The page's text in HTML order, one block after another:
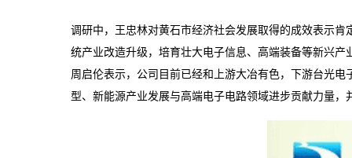
调研中，王忠林对黄石市经济社会发展取得的成效表示
统产业改造升级，培育壮大电子信息、高端装备等新兴产
周启伦表示，公司目前已经和上游大冶有色，下游台光
型、新能源产业发展与高端电子电路领域进步贡献力量，